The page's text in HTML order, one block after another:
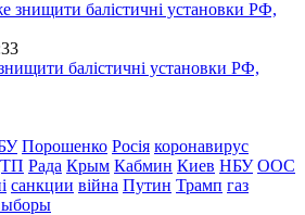
балістичні установки РФ,
Порошенко Росія коронавирус
Рада Крым Кабмин Киев НБУ ООС
санкции війна Путин Трамп газ